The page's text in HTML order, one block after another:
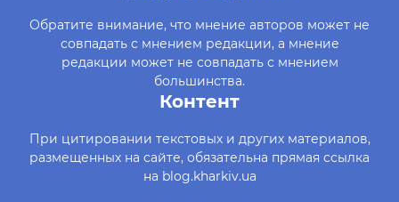
Обратите внимание, что мнение авторов может не
совпадать с мнением редакции, а мнение
редакции может не совпадать с мнением
большинства.
Контент
При цитировании текстовых и других материалов,
размещенных на сайте, обязательна прямая ссылка
на blog.kharkiv.ua